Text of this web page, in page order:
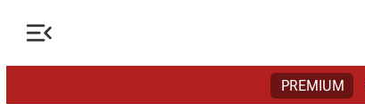

PREMIUM